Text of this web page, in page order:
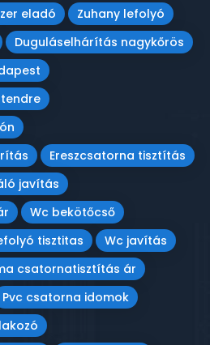
eladó
Zuhany lefolyó
Duguláselhárítás nagykőrös
Ereszcsatorna tisztítás
javítás
Wc bekötőcső
tisztitas
Wc javítás
csatornatisztítás ár
Pvc csatorna idomok